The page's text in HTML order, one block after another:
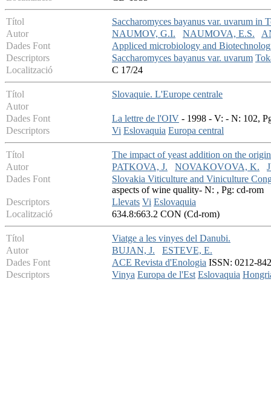
Títol
Saccharomyces bayanus var. uvarum
Autor
NAUMOV, G.I. NAUMOVA, E.S.
Dades Font
Appliced microbiology and
Descriptors
Saccharomyces bayanus var. uvarum
Localització
C 17/24
Títol
Slovaquie. L'Europe centrale
Autor
Dades Font
La lettre de l'OIV - 1998 - V: - N: 102,
Descriptors
Vi Eslovaquia Europa central
Títol
The impact of yeast addition on the
Autor
PATKOVA, J. NOVAKOVOVA, K.
Dades Font
Slovakia Viticulture and Viniculture
aspects of wine quality- N: , Pg: cd-rom
Descriptors
Llevats Vi Eslovaquia
Localització
634.8:663.2 CON (Cd-rom)
Títol
Viatge a les vinyes del Danubi.
Autor
BUJAN, J.
ESTEVE, E.
Dades Font
ACE Revista d'Enologia ISSN: 0212-
Descriptors
Vinya Europa de l'Est Eslovaquia